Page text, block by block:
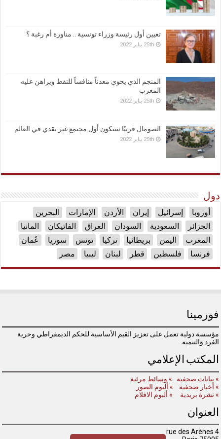
تعيين أول رئيسة وزراء تونسية .. مناورة أم رغبة ؟
25th يناير 2022
المنجم الذي يحوي معدناً منافساً للنفط ويراهن عليه
المغرب
25th يناير 2022
الصومال قريبًا ستكون أول مجتمع غير نقدي في العالم
25th يناير 2022
دول
أوروبا إسرائيل إيران الأردن الإمارات
البحرين
الجزائر
السعودية السودان العراق الفاتيكان
المانيا
المغرب
اليمن بريطانيا تركيا تونس سوريا
عُمان
فرنسا
فلسطين قطر لبنان ليبيا مصر
فورمينا
مؤسسة دولية تعمل على تعزيز القيم الأساسية للحكم الديمقراطي وحرية
الفرد والتنمية.
المكتب الإعلامي
» بيانات صحفية
» وسائط مرئية
» أخبار صحفية
» ألبوم الصور
» نشرة بريدية
» ألبوم الافلام
العنوان
4 rue des Arènes